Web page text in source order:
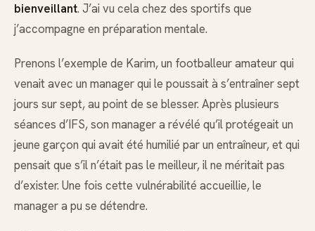
bienveillant. J’ai vu cela chez des sportifs que
j’accompagne en préparation mentale.
Prenons l’exemple de Karim, un footballeur amateur qui
venait avec un manager qui le poussait à s’entraîner sept
jours sur sept, au point de se blesser. Après plusieurs
séances d’IFS, son manager a révélé qu’il protégeait un
jeune garçon qui avait été humilié par un entraîneur, et qui
pensait que s’il n’était pas le meilleur, il ne méritait pas
d’exister. Une fois cette vulnérabilité accueillie, le
manager a pu se détendre.